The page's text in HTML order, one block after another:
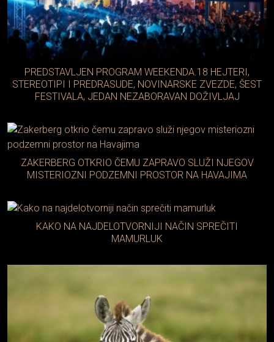
PREDSTAVLJEN PROGRAM WEEKENDA.18 HEJTERI,
STEREOTIPI I PREDRASUDE, NOVINARSKE ZVEZDE, ŠEST
FESTIVALA, JEDAN NEZABORAVAN DOŽIVLJAJ
ZAKERBERG OTKRIO ČEMU ZAPRAVO SLUŽI NJEGOV
MISTERIOZNI PODZEMNI PROSTOR NA HAVAJIMA
KAKO NA NAJDELOTVORNIJI NAČIN SPREČITI
MAMURLUK